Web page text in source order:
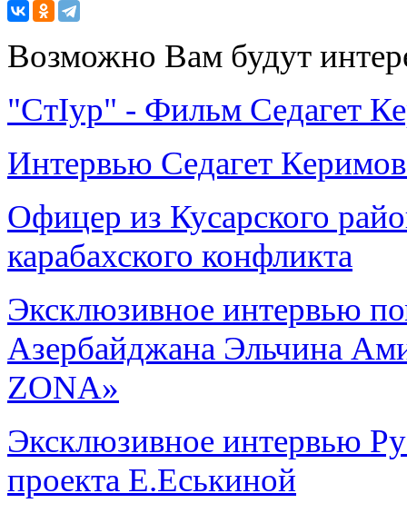
Возможно Вам будут
"СтIур" - Фильм Седагет
Интервью Седагет
Офицер из Кусарского
карабахского конфликта
Эксклюзивное интервью
Азербайджана Эльчина
ZONA»
Эксклюзивное интервью
проекта Е.Еськиной